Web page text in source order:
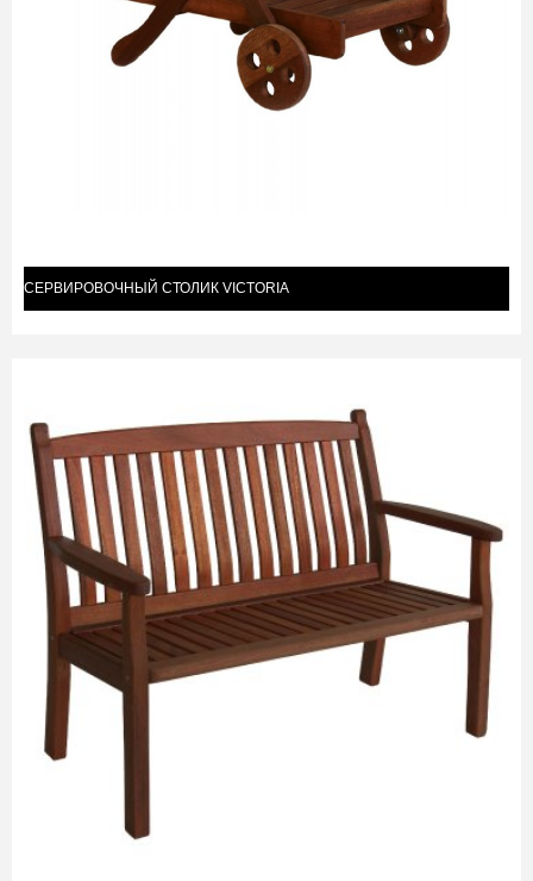
СЕРВИРОВОЧНЫЙ СТОЛИК VICTORIA